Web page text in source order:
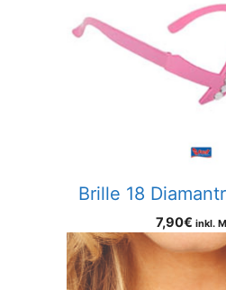
Brille 18
7,90€ inkl.